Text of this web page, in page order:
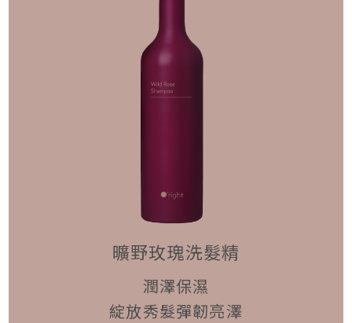
曠野玫瑰洗髮精
潤澤保濕
綻放秀髮彈韌亮澤